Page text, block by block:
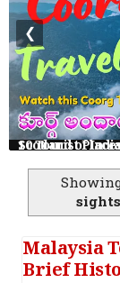
10 Tourist Places to Visit in Coorg - తెలుగులో కూర్గ్ ట్రిప్ - Scotland of
❮
Malaysia
Brief